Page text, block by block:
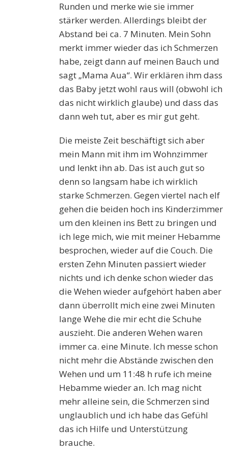
Runden und merke wie sie immer
stärker werden. Allerdings bleibt der
Abstand bei ca. 7 Minuten. Mein Sohn
merkt immer wieder das ich Schmerzen
habe, zeigt dann auf meinen Bauch und
sagt „Mama Aua“. Wir erklären ihm dass
das Baby jetzt wohl raus will (obwohl ich
das nicht wirklich glaube) und dass das
dann weh tut, aber es mir gut geht.
Die meiste Zeit beschäftigt sich aber
mein Mann mit ihm im Wohnzimmer
und lenkt ihn ab. Das ist auch gut so
denn so langsam habe ich wirklich
starke Schmerzen. Gegen viertel nach elf
gehen die beiden hoch ins Kinderzimmer
um den kleinen ins Bett zu bringen und
ich lege mich, wie mit meiner Hebamme
besprochen, wieder auf die Couch. Die
ersten Zehn Minuten passiert wieder
nichts und ich denke schon wieder das
die Wehen wieder aufgehört haben aber
dann überrollt mich eine zwei Minuten
lange Wehe die mir echt die Schuhe
auszieht. Die anderen Wehen waren
immer ca. eine Minute. Ich messe schon
nicht mehr die Abstände zwischen den
Wehen und um 11:48 h rufe ich meine
Hebamme wieder an. Ich mag nicht
mehr alleine sein, die Schmerzen sind
unglaublich und ich habe das Gefühl
das ich Hilfe und Unterstützung
brauche.